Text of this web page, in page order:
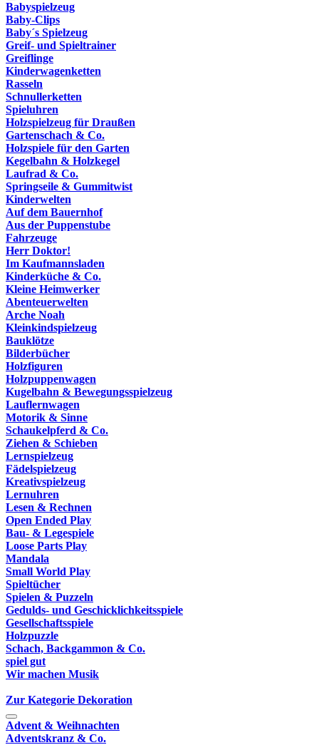
Babyspielzeug
Baby-Clips
Baby´s Spielzeug
Greif- und Spieltrainer
Greiflinge
Kinderwagenketten
Rasseln
Schnullerketten
Spieluhren
Holzspielzeug für Draußen
Gartenschach & Co.
Holzspiele für den Garten
Kegelbahn & Holzkegel
Laufrad & Co.
Springseile & Gummitwist
Kinderwelten
Auf dem Bauernhof
Aus der Puppenstube
Fahrzeuge
Herr Doktor!
Im Kaufmannsladen
Kinderküche & Co.
Kleine Heimwerker
Abenteuerwelten
Arche Noah
Kleinkindspielzeug
Bauklötze
Bilderbücher
Holzfiguren
Holzpuppenwagen
Kugelbahn & Bewegungsspielzeug
Lauflernwagen
Motorik & Sinne
Schaukelpferd & Co.
Ziehen & Schieben
Lernspielzeug
Fädelspielzeug
Kreativspielzeug
Lernuhren
Lesen & Rechnen
Open Ended Play
Bau- & Legespiele
Loose Parts Play
Mandala
Small World Play
Spieltücher
Spielen & Puzzeln
Gedulds- und Geschicklichkeitsspiele
Gesellschaftsspiele
Holzpuzzle
Schach, Backgammon & Co.
spiel gut
Wir machen Musik
Zur Kategorie Dekoration
Advent & Weihnachten
Adventskranz & Co.